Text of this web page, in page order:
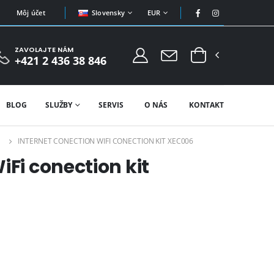
Môj účet Slovensky EUR
ZAVOLAJTE NÁM
+421 2 436 38 846
KONTAKT
O NÁS
SERVIS
SLUŽBY
BLOG
INTERNET CONECTION WIFI CONECTION KIT XEC006
conection kit